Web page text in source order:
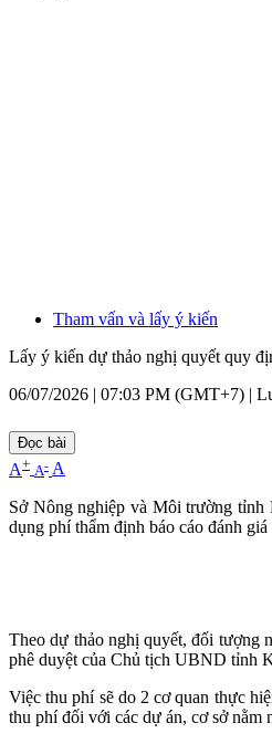
Tham vấn và lấy ý kiến
Lấy ý kiến dự thảo nghị quyết quy
06/07/2026 | 07:03 PM (GMT+7) |
Đọc bài
A+ A- A
Sở Nông nghiệp và Môi trường tỉnh
dụng phí thẩm định báo cáo đánh
Theo dự thảo nghị quyết, đối tượng
phê duyệt của Chủ tịch UBND tỉnh
Việc thu phí sẽ do 2 cơ quan thực
thu phí đối với các dự án, cơ sở nằm